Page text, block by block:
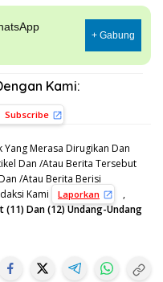
+ Gabung
Kami:
Subscribe
Merasa Dirugikan Dan
Dan /Atau Berita Tersebut
/Atau Berita Berisi
Kami
Laporkan
,
(11) Dan (12) Undang-Undang